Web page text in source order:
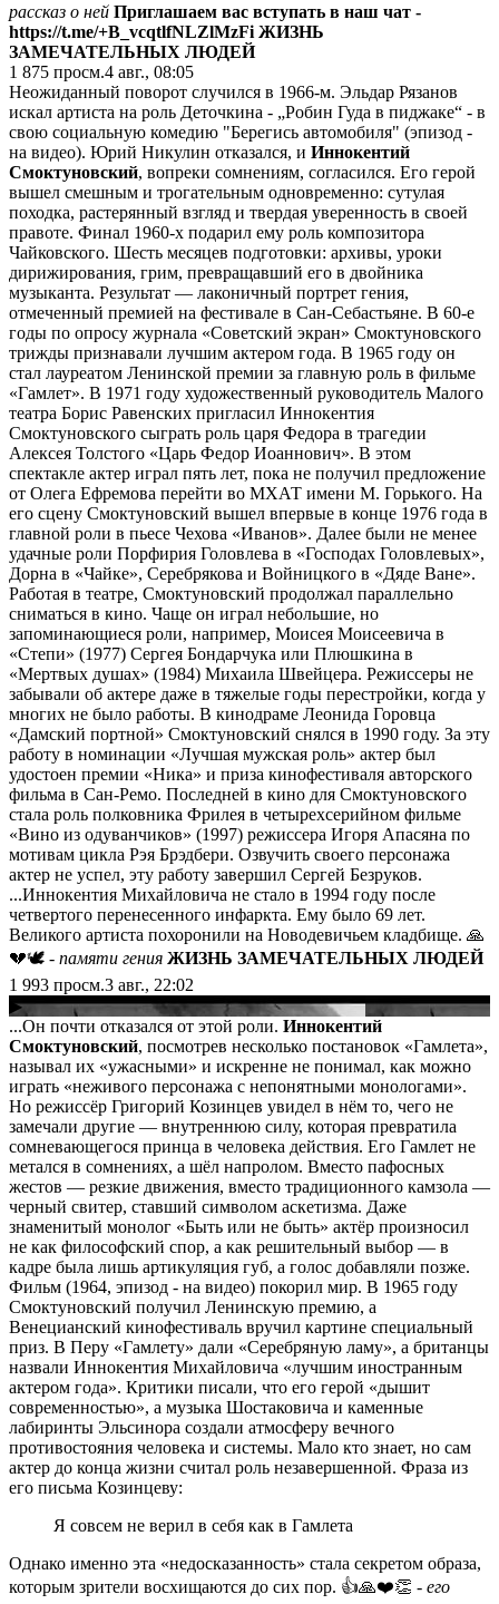
рассказ о ней Приглашаем вас вступать в наш чат -
https://t.me/+B_vcqtlfNLZlMzFi ЖИЗНЬ
ЗАМЕЧАТЕЛЬНЫХ ЛЮДЕЙ
1 875 просм.4 авг., 08:05
Неожиданный поворот случился в 1966-м. Эльдар Рязанов
искал артиста на роль Деточкина - „Робин Гуда в пиджаке“ - в
свою социальную комедию "Берегись автомобиля" (эпизод -
на видео). Юрий Никулин отказался, и Иннокентий
Смоктуновский, вопреки сомнениям, согласился. Его герой
вышел смешным и трогательным одновременно: сутулая
походка, растерянный взгляд и твердая уверенность в своей
правоте. Финал 1960-х подарил ему роль композитора
Чайковского. Шесть месяцев подготовки: архивы, уроки
дирижирования, грим, превращавший его в двойника
музыканта. Результат — лаконичный портрет гения,
отмеченный премией на фестивале в Сан-Себастьяне. В 60-е
годы по опросу журнала «Советский экран» Смоктуновского
трижды признавали лучшим актером года. В 1965 году он
стал лауреатом Ленинской премии за главную роль в фильме
«Гамлет». В 1971 году художественный руководитель Малого
театра Борис Равенских пригласил Иннокентия
Смоктуновского сыграть роль царя Федора в трагедии
Алексея Толстого «Царь Федор Иоаннович». В этом
спектакле актер играл пять лет, пока не получил предложение
от Олега Ефремова перейти во МХАТ имени М. Горького. На
его сцену Смоктуновский вышел впервые в конце 1976 года в
главной роли в пьесе Чехова «Иванов». Далее были не менее
удачные роли Порфирия Головлева в «Господах Головлевых»,
Дорна в «Чайке», Серебрякова и Войницкого в «Дяде Ване».
Работая в театре, Смоктуновский продолжал параллельно
сниматься в кино. Чаще он играл небольшие, но
запоминающиеся роли, например, Моисея Моисеевича в
«Степи» (1977) Сергея Бондарчука или Плюшкина в
«Мертвых душах» (1984) Михаила Швейцера. Режиссеры не
забывали об актере даже в тяжелые годы перестройки, когда у
многих не было работы. В кинодраме Леонида Горовца
«Дамский портной» Смоктуновский снялся в 1990 году. За эту
работу в номинации «Лучшая мужская роль» актер был
удостоен премии «Ника» и приза кинофестиваля авторского
фильма в Сан-Ремо. Последней в кино для Смоктуновского
стала роль полковника Фрилея в четырехсерийном фильме
«Вино из одуванчиков» (1997) режиссера Игоря Апасяна по
мотивам цикла Рэя Брэдбери. Озвучить своего персонажа
актер не успел, эту работу завершил Сергей Безруков.
...Иннокентия Михайловича не стало в 1994 году после
четвертого перенесенного инфаркта. Ему было 69 лет.
Великого артиста похоронили на Новодевичьем кладбище. 🙏
💔🕊 - памяти гения ЖИЗНЬ ЗАМЕЧАТЕЛЬНЫХ ЛЮДЕЙ
1 993 просм.3 авг., 22:02
▶
...Он почти отказался от этой роли. Иннокентий
Смоктуновский, посмотрев несколько постановок «Гамлета»,
называл их «ужасными» и искренне не понимал, как можно
играть «неживого персонажа с непонятными монологами».
Но режиссёр Григорий Козинцев увидел в нём то, чего не
замечали другие — внутреннюю силу, которая превратила
сомневающегося принца в человека действия. Его Гамлет не
метался в сомнениях, а шёл напролом. Вместо пафосных
жестов — резкие движения, вместо традиционного камзола —
черный свитер, ставший символом аскетизма. Даже
знаменитый монолог «Быть или не быть» актёр произносил
не как философский спор, а как решительный выбор — в
кадре была лишь артикуляция губ, а голос добавляли позже.
Фильм (1964, эпизод - на видео) покорил мир. В 1965 году
Смоктуновский получил Ленинскую премию, а
Венецианский кинофестиваль вручил картине специальный
приз. В Перу «Гамлету» дали «Серебряную ламу», а британцы
назвали Иннокентия Михайловича «лучшим иностранным
актером года». Критики писали, что его герой «дышит
современностью», а музыка Шостаковича и каменные
лабиринты Эльсинора создали атмосферу вечного
противостояния человека и системы. Мало кто знает, но сам
актер до конца жизни считал роль незавершенной. Фраза из
его письма Козинцеву:
Я совсем не верил в себя как в Гамлета
Однако именно эта «недосказанность» стала секретом образа,
которым зрители восхищаются до сих пор. 👍🙏❤️👏 - его